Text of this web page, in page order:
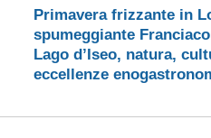
Primavera frizzante in
spumeggiante
Lago d’Iseo, natura,
eccellenze